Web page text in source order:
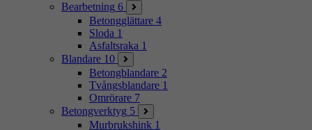
Bearbetning 6
Betongglättare 4
Sloda 1
Asfaltsraka 1
Blandare 10
Betongblandare 2
Tvångsblandare 1
Omrörare 7
Betongverktyg 5
Murbrukshink 1